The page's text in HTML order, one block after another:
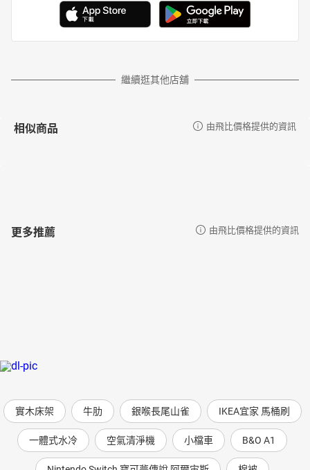
繼續逛其他店舖
相似商品 由飛比價格提供的資訊
更多推薦 由飛比價格提供的資訊
實木床架 牛肋 銀喉長尾山雀 IKEA宜家 馬桶刷
一體式水冷 空氣清淨機 小檔車 B&O A1